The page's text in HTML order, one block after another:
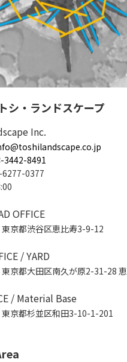
シ・ランドスケープ
Inc.
3442-8491
6277-0377
OFFICE
京都渋谷区恵比寿3-9-12
/ YARD
京都大田区南久が原2-31-28
/ Material Base
京都杉並区和田3-10-1-201